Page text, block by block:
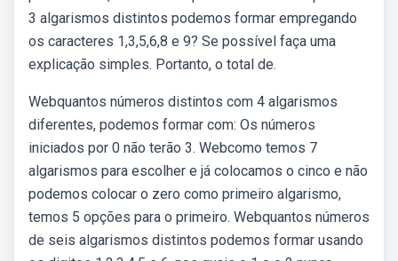
3 algarismos distintos podemos formar empregando
os caracteres 1,3,5,6,8 e 9? Se possível faça uma
explicação simples. Portanto, o total de.
Webquantos números distintos com 4 algarismos
diferentes, podemos formar com: Os números
iniciados por 0 não terão 3. Webcomo temos 7
algarismos para escolher e já colocamos o cinco e não
podemos colocar o zero como primeiro algarismo,
temos 5 opções para o primeiro. Webquantos números
de seis algarismos distintos podemos formar usando